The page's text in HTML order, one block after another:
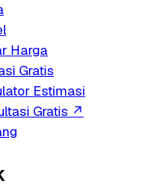
Harga
Gratis
Estimasi
Gratis ↗